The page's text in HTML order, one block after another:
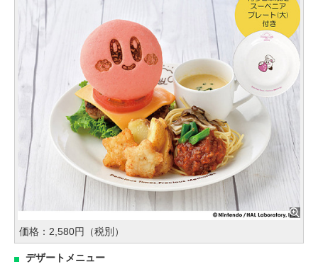
価格：2,580円（税別）
デザートメニュー